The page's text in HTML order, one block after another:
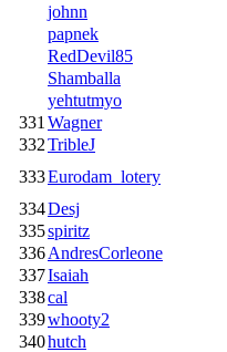
johnn
papnek
RedDevil85
Shamballa
yehtutmyo
331 Wagner
332TribleJ
333Eurodam_lotery
334Desj
335spiritz
336AndresCorleone
337Isaiah
338cal
339whooty2
340hutch